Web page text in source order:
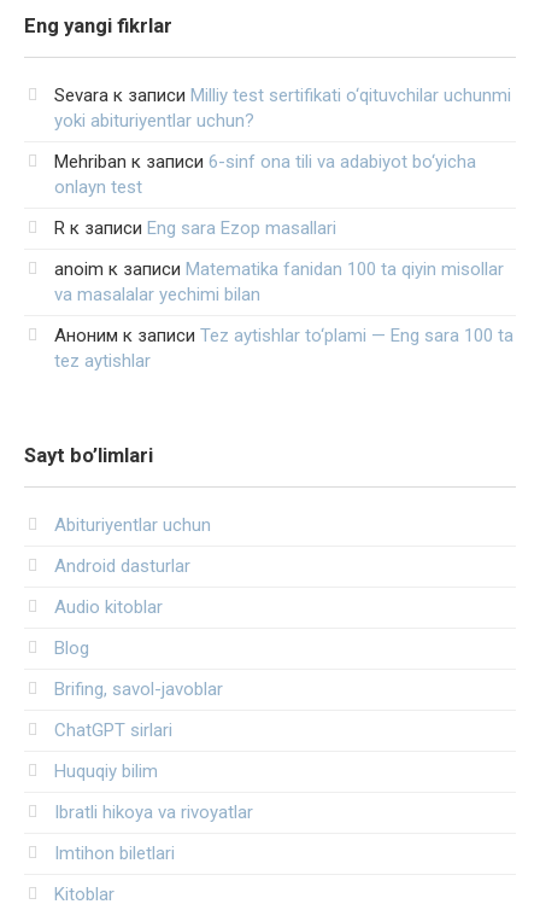
Eng yangi fikrlar
Sevara к записи Milliy test sertifikati o‘qituvchilar uchunmi
yoki abituriyentlar uchun?
Mehriban к записи 6-sinf ona tili va adabiyot bo‘yicha
onlayn test
R к записи Eng sara Ezop masallari
anoim к записи Matematika fanidan 100 ta qiyin misollar
va masalalar yechimi bilan
Аноним к записи Tez aytishlar to‘plami — Eng sara 100 ta
tez aytishlar
Sayt bo’limlari
Abituriyentlar uchun
Android dasturlar
Audio kitoblar
Blog
Brifing, savol-javoblar
ChatGPT sirlari
Huquqiy bilim
Ibratli hikoya va rivoyatlar
Imtihon biletlari
Kitoblar